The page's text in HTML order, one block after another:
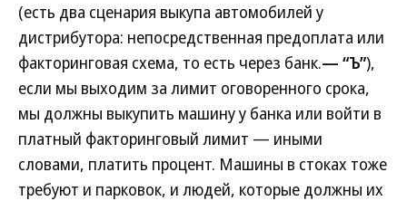
(есть два сценария выкупа автомобилей у
дистрибутора: непосредственная предоплата или
факторинговая схема, то есть через банк.— “Ъ”),
если мы выходим за лимит оговоренного срока,
мы должны выкупить машину у банка или войти в
платный факторинговый лимит — иными
словами, платить процент. Машины в стоках тоже
требуют и парковок, и людей, которые должны их